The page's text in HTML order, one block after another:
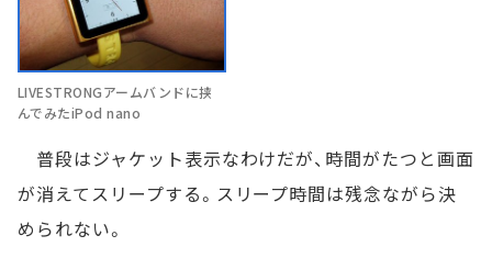
LIVESTRONGアームバンドに挟
んでみたiPod nano
普段はジャケット表示なわけだが、時間がたつと画面
が消えてスリープする。スリープ時間は残念ながら決
められない。